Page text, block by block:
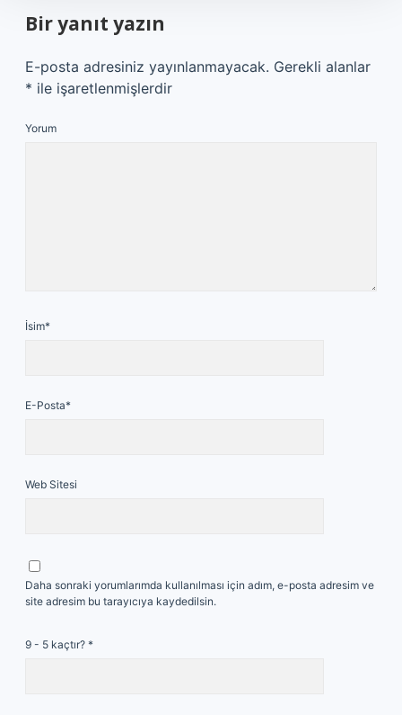
Bir yanıt yazın
E-posta adresiniz yayınlanmayacak. Gerekli alanlar
* ile işaretlenmişlerdir
Yorum
İsim*
E-Posta*
Web Sitesi
Daha sonraki yorumlarımda kullanılması için adım, e-posta adresim ve
site adresim bu tarayıcıya kaydedilsin.
9 - 5 kaçtır? *